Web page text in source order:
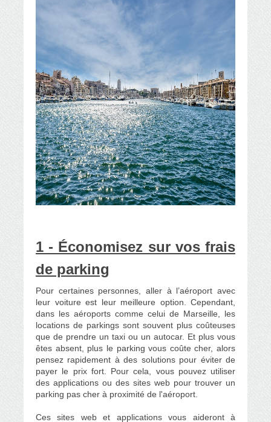
1 - Économisez sur vos frais
de parking
Pour certaines personnes, aller à l’aéroport avec
leur voiture est leur meilleure option. Cependant,
dans les aéroports comme celui de Marseille, les
locations de parkings sont souvent plus coûteuses
que de prendre un taxi ou un autocar. Et plus vous
êtes absent, plus le parking vous coûte cher, alors
pensez rapidement à des solutions pour éviter de
payer le prix fort. Pour cela, vous pouvez utiliser
des applications ou des sites web pour trouver un
parking pas cher à proximité de l'aéroport.
Ces sites web et applications vous aideront à